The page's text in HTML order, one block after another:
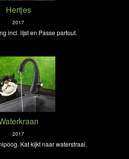
Hertjes
2017
incl. lijst en Passe partout.
2017
Kat kijkt naar waterstraal.